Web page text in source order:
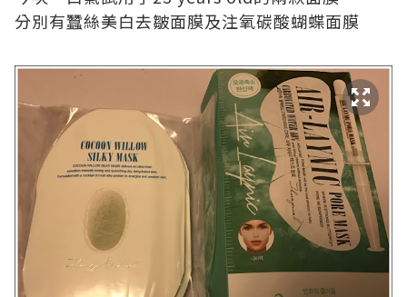
分別有蠶絲美白去皺面膜及注氧碳酸蝴蝶面膜